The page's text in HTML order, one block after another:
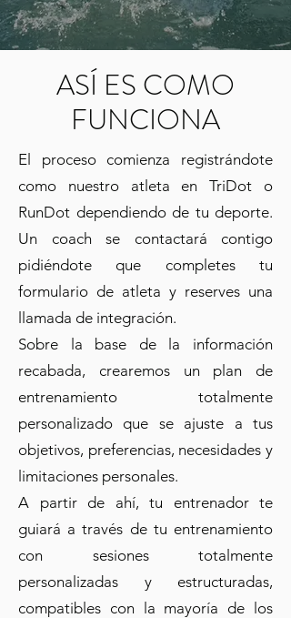
ASÍ ES COMO
FUNCIONA
El proceso comienza registrándote
como nuestro atleta en TriDot o
RunDot dependiendo de tu deporte.
Un coach se contactará contigo
pidiéndote que completes tu
formulario de atleta y reserves una
llamada de integración.
Sobre la base de la información
recabada, crearemos un plan de
entrenamiento totalmente
personalizado que se ajuste a tus
objetivos, preferencias, necesidades y
limitaciones personales.
A partir de ahí, tu entrenador te
guiará a través de tu entrenamiento
con sesiones totalmente
personalizadas y estructuradas,
compatibles con la mayoría de los